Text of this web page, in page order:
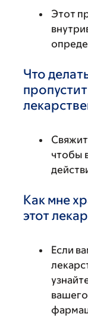
Этот
Что
чтобы
Как мне
этот
Если